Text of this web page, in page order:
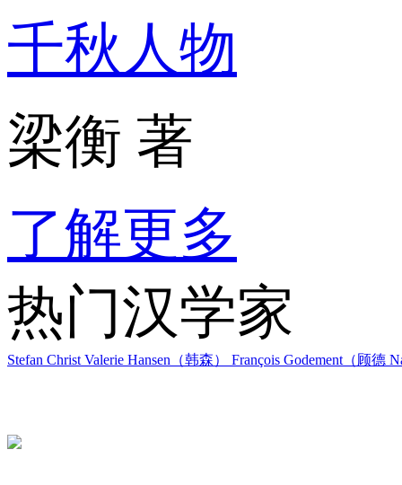
千秋人物
梁衡 著
了解更多
热门汉学家
Stefan Christ Valerie Hansen（韩森） François Godement（顾德